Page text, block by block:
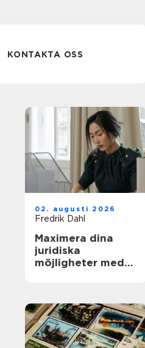
KONTAKTA OSS
02. augusti 2026
Fredrik Dahl
Maximera dina
juridiska
möjligheter med